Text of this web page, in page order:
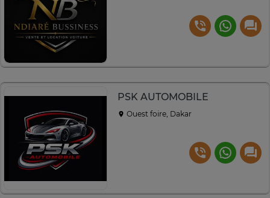
PSK AUTOMOBILE
Ouest foire, Dakar